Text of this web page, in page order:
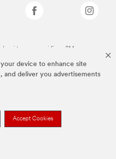
device to enhance site
and deliver you advertisements
Accept Cookies
towarowymi firmy 3M.